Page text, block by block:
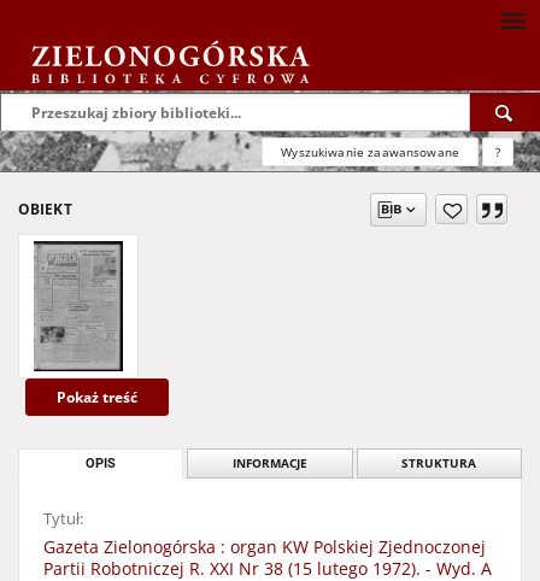
Wyszukiwanie zaawansowane ?
OBIEKT
Pokaż treść
OPIS INFORMACJE STRUKTURA
Tytuł:
Gazeta Zielonogórska : organ KW Polskiej Zjednoczonej
Partii Robotniczej R. XXI Nr 38 (15 lutego 1972). - Wyd. A